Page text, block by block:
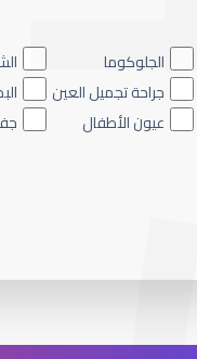
طبيب عيون الرياض
الجلوكوما
جراحة تجميل العين
عيون الأطفال